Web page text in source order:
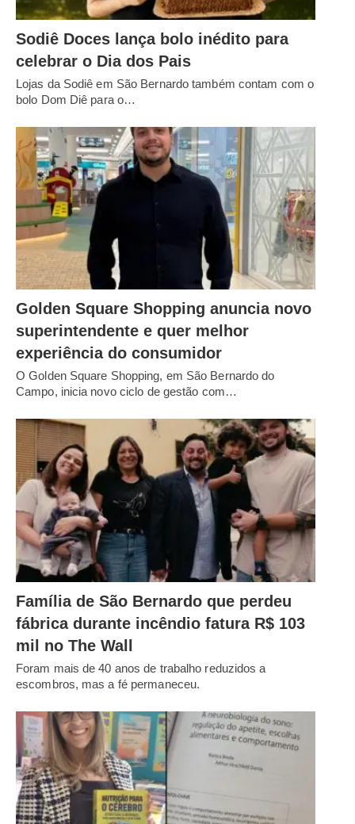
Sodiê Doces lança bolo inédito para
celebrar o Dia dos Pais
Lojas da Sodiê em São Bernardo também contam com o
bolo Dom Diê para o…
Golden Square Shopping anuncia novo
superintendente e quer melhor
experiência do consumidor
O Golden Square Shopping, em São Bernardo do
Campo, inicia novo ciclo de gestão com…
Família de São Bernardo que perdeu
fábrica durante incêndio fatura R$ 103
mil no The Wall
Foram mais de 40 anos de trabalho reduzidos a
escombros, mas a fé permaneceu.